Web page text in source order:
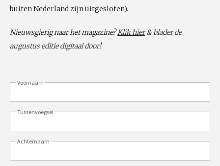
buiten Nederland zijn uitgesloten).
Nieuwsgierig naar het magazine?Klik hier& blader de
augustus editie digitaal door!
Voornaam
Tussenvoegsel
Achternaam